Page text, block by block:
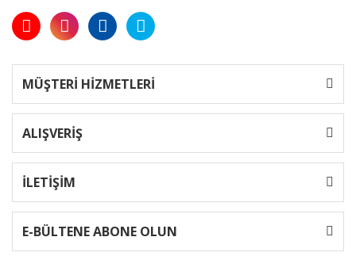
MÜŞTERİ HİZMETLERİ
ALIŞVERİŞ
İLETİŞİM
E-BÜLTENE ABONE OLUN